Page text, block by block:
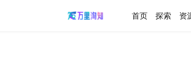
首页 探索 资